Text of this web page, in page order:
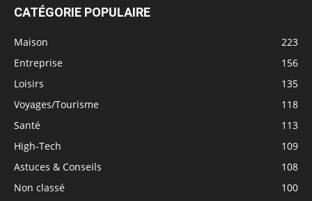
CATÉGORIE POPULAIRE
Maison
223
Entreprise
156
Loisirs
135
Voyages/Tourisme
118
Santé
113
High-Tech
109
Astuces & Conseils
108
Non classé
100